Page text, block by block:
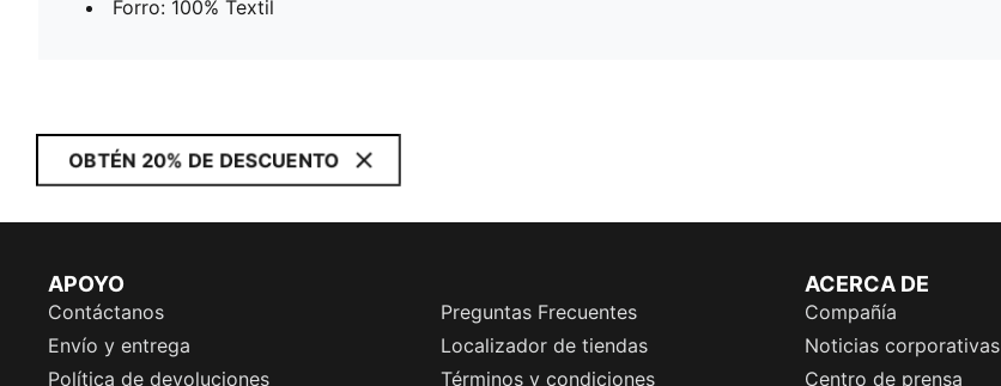
Forro: 100% Textil
OBTÉN 20% DE DESCUENTO
APOYO
Contáctanos
Preguntas Frecuentes
Envío y entrega
Localizador de tiendas
Política de devoluciones
Términos y condiciones
ACERCA DE
Compañía
Noticias corporativas
Centro de prensa